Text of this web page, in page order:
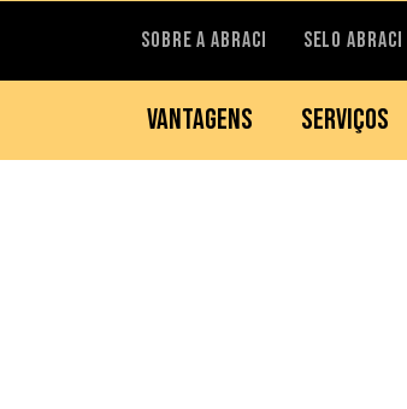
SOBRE A ABRACI SELO ABRACI
VANTAGENS SERVIÇOS